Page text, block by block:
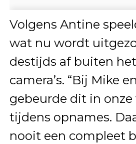
Volgens Antine
wat nu wordt
destijds af buiten
camera’s. “Bij Mike
gebeurde dit in
tijdens opnames.
nooit een compleet